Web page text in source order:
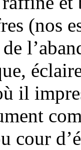
(nos
il
cour